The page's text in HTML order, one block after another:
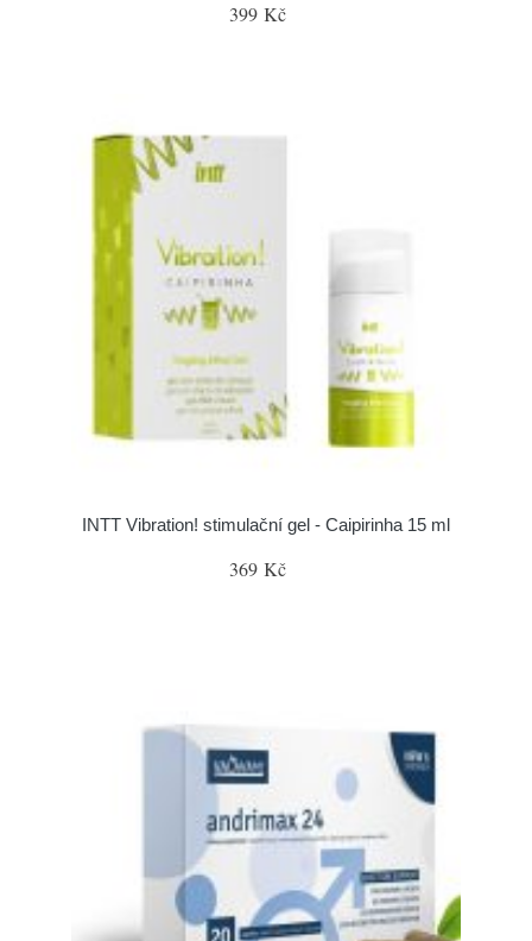
399 Kč
INTT Vibration! stimulační gel - Caipirinha 15 ml
369 Kč